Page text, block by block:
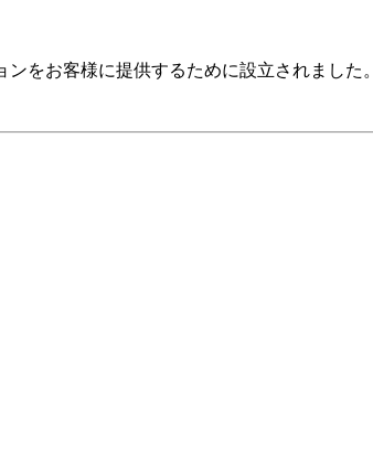
をお客様に提供するために設立されました。